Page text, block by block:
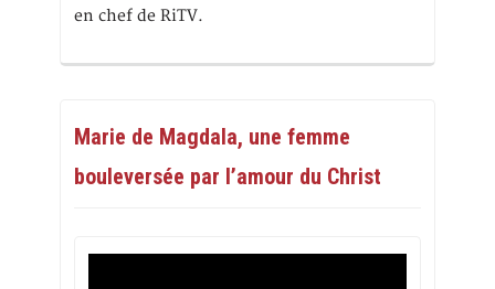
en chef de RiTV.
Marie de Magdala, une femme
bouleversée par l’amour du Christ